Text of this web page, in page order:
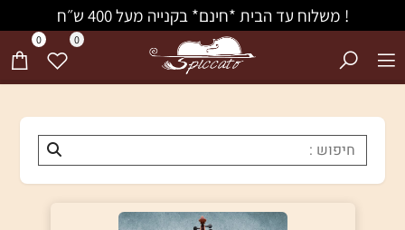
! משלוח עד הבית *חינם* בקנייה מעל 400 ש״ח
0 0